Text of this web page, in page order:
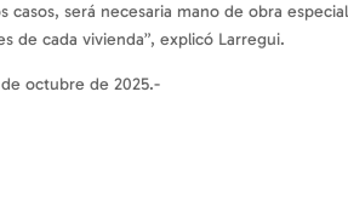
casos, será necesaria mano de obra
de cada vivienda”, explicó Larregui.
de octubre de 2025.-